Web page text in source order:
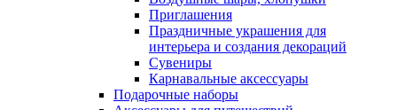
Приглашения
Праздничные украшения для
интерьера и создания декораций
Сувениры
Карнавальные аксессуары
Подарочные наборы